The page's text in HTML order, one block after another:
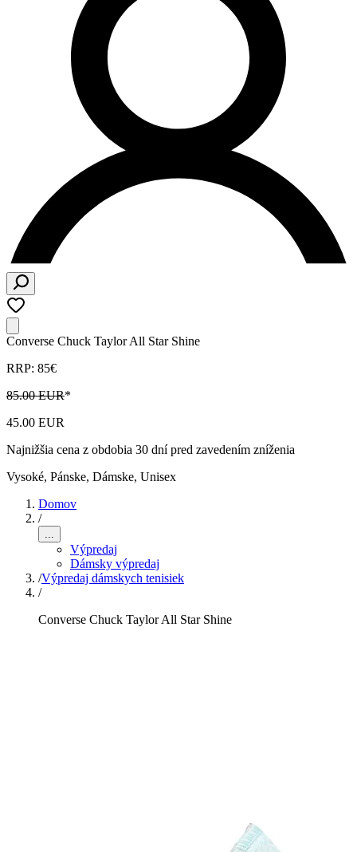
Converse Chuck Taylor All Star Shine
RRP: 85€
85.00 EUR*
45.00 EUR
Najnižšia cena z obdobia 30 dní pred zavedením zníženia
Vysoké, Pánske, Dámske, Unisex
Domov
/
...
Výpredaj
Dámsky výpredaj
/Výpredaj dámskych tenisiek
/
Converse Chuck Taylor All Star Shine